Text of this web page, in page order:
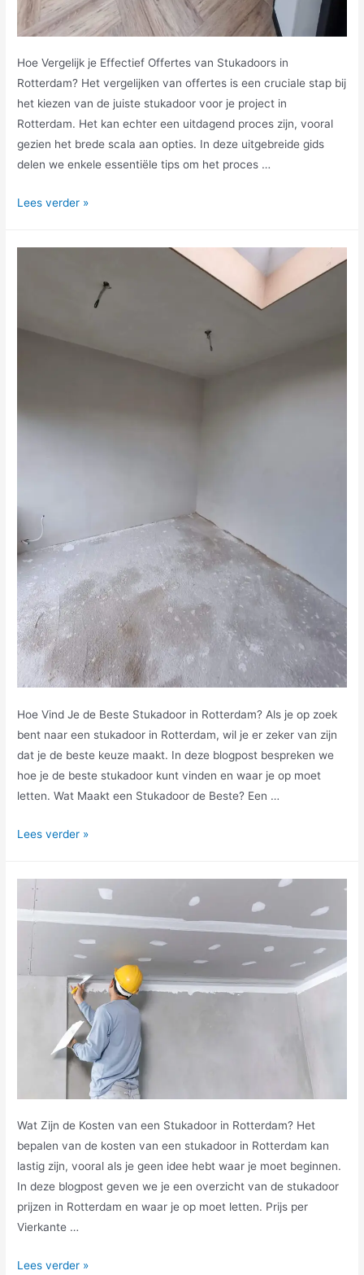
Hoe Vergelijk je Effectief Offertes van Stukadoors in
Rotterdam? Het vergelijken van offertes is een cruciale stap bij
het kiezen van de juiste stukadoor voor je project in
Rotterdam. Het kan echter een uitdagend proces zijn, vooral
gezien het brede scala aan opties. In deze uitgebreide gids
delen we enkele essentiële tips om het proces …
Lees verder »
Hoe Vind Je de Beste Stukadoor in Rotterdam? Als je op zoek
bent naar een stukadoor in Rotterdam, wil je er zeker van zijn
dat je de beste keuze maakt. In deze blogpost bespreken we
hoe je de beste stukadoor kunt vinden en waar je op moet
letten. Wat Maakt een Stukadoor de Beste? Een …
Lees verder »
Wat Zijn de Kosten van een Stukadoor in Rotterdam? Het
bepalen van de kosten van een stukadoor in Rotterdam kan
lastig zijn, vooral als je geen idee hebt waar je moet beginnen.
In deze blogpost geven we je een overzicht van de stukadoor
prijzen in Rotterdam en waar je op moet letten. Prijs per
Vierkante …
Lees verder »